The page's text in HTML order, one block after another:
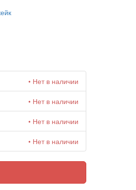
• Нет в наличии
• Нет в наличии
• Нет в наличии
• Нет в наличии